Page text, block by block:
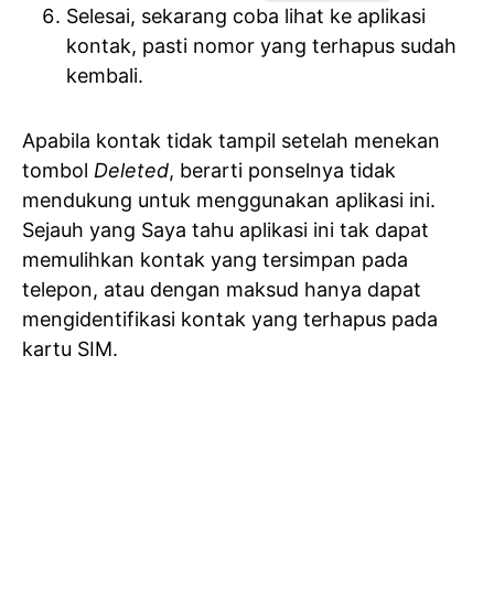
Selesai, sekarang coba lihat ke aplikasi
kontak, pasti nomor yang terhapus sudah
kembali.
Apabila kontak tidak tampil setelah menekan
tombol Deleted, berarti ponselnya tidak
mendukung untuk menggunakan aplikasi ini.
Sejauh yang Saya tahu aplikasi ini tak dapat
memulihkan kontak yang tersimpan pada
telepon, atau dengan maksud hanya dapat
mengidentifikasi kontak yang terhapus pada
kartu SIM.